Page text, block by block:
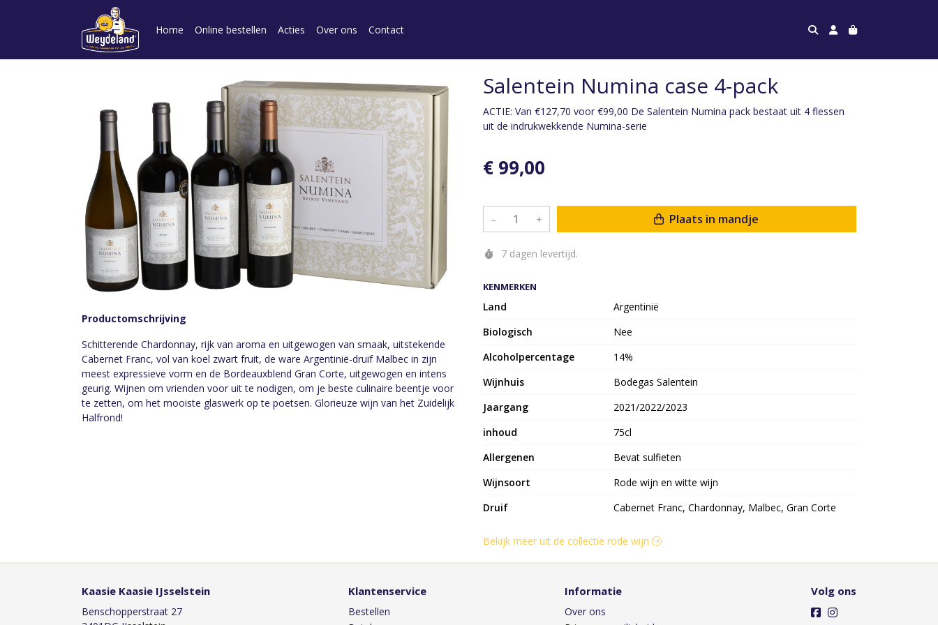
Home Online bestellen Acties Over ons Contact
Productomschrijving
Schitterende Chardonnay, rijk van aroma en uitgewogen van smaak, uitstekende
Cabernet Franc, vol van koel zwart fruit, de ware Argentinië-druif Malbec in zijn
meest expressieve vorm en de Bordeauxblend Gran Corte, uitgewogen en intens
geurig. Wijnen om vrienden voor uit te nodigen, om je beste culinaire beentje voor
te zetten, om het mooiste glaswerk op te poetsen. Glorieuze wijn van het Zuidelijk
Halfrond!
Salentein Numina case 4-pack
ACTIE: Van €127,70 voor €99,00 De Salentein Numina pack bestaat uit 4 flessen
uit de indrukwekkende Numina-serie
€ 99,00
– + Plaats in mandje
7 dagen levertijd.
KENMERKEN
Land
Argentinië
Biologisch
Nee
Alcoholpercentage
14%
Wijnhuis
Bodegas Salentein
Jaargang
2021/2022/2023
inhoud
75cl
Allergenen
Bevat sulfieten
Wijnsoort
Rode wijn en witte wijn
Druif
Cabernet Franc, Chardonnay, Malbec, Gran Corte
Bekijk meer uit de collectie rode wijn
Kaasie Kaasie IJsselstein
Benschopperstraat 27
Klantenservice
Bestellen
Informatie
Over ons
Volg ons